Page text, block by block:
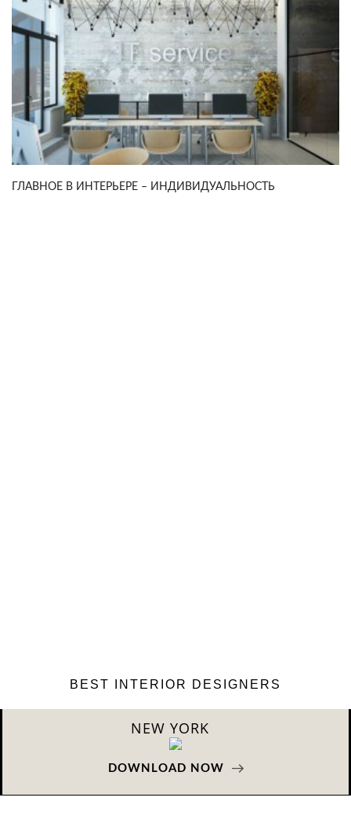
ГЛАВНОЕ В ИНТЕРЬЕРЕ – ИНДИВИДУАЛЬНОСТЬ
BEST INTERIOR DESIGNERS